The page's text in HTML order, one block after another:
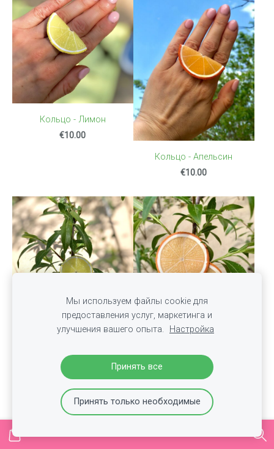
Кольцо - Лимон
€10.00
Кольцо - Апельсин
€10.00
Брошь - Лимон - 2
круглые дольки
€18.00
Брошь - Апельсин - 2
круглые дольки
€18.00
Мы используем файлы cookie для
предоставления услуг, маркетинга и
улучшения вашего опыта.
Настройка
Принять все
Принять только необходимые